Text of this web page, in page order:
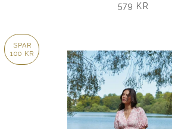
579 KR
SPAR
100 KR